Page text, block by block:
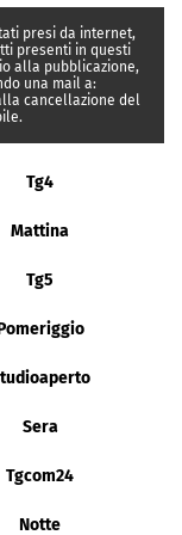
presi da internet,
presenti in questi
alla pubblicazione,
una mail a:
cancellazione del
Tg4
Mattina
Tg5
Sera
Tgcom24
Notte